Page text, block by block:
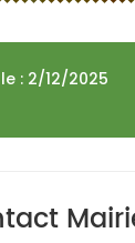
: 2/12/2025